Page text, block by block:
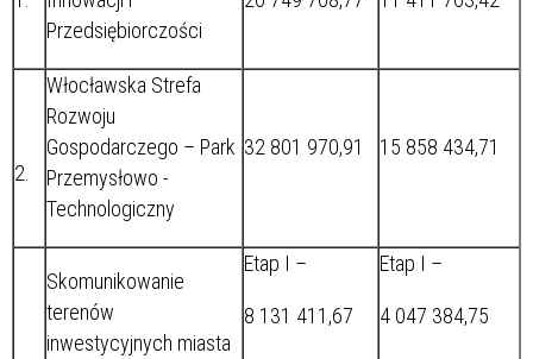
Przedsiębiorczości
2.
Włocławska Strefa
Rozwoju
Gospodarczego – Park
Przemysłowo -
Technologiczny
32 801 970,91 15 858 434,71
Skomunikowanie
terenów
inwestycyjnych miasta
Etap I –
8 131 411,67
Etap I –
4 047 384,75